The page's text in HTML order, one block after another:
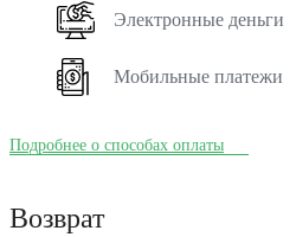
Электронные деньги
Мобильные платежи
Подробнее о способах оплаты
Возврат